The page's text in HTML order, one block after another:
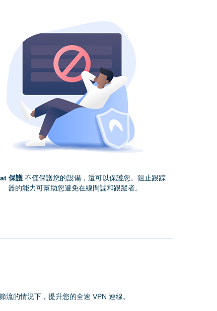
保護 不僅保護您的設備，還可以保護您。阻止跟踪
器的能力可幫助您避免在線間諜和跟蹤者。
的情況下，提升您的全速 VPN 連線。